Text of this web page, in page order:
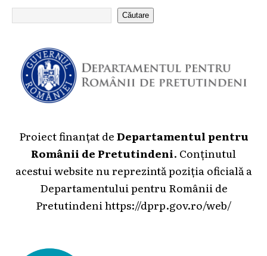
Căutare
Proiect finanțat deDepartamentul pentru
Românii de Pretutindeni. Conținutul
acestui website nu reprezintă poziția oficială a
Departamentului pentru Românii de
Pretutindeni https://dprp.gov.ro/web/